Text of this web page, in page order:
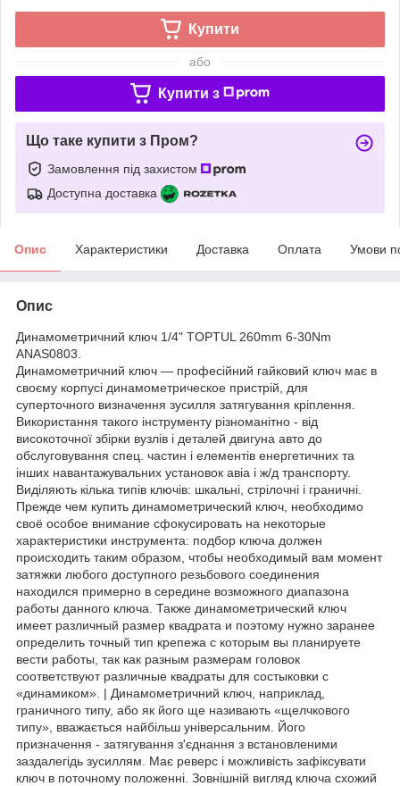
Купити
або
Купити з
Що таке купити з Пром?
Замовлення під захистом
Доступна доставка
Опис Характеристики Доставка Оплата Умови
Опис
Динамометричний ключ 1/4" TOPTUL 260mm 6-30Nm
ANAS0803.
Динамометричний ключ — професійний гайковий ключ має в
своєму корпусі динамометрическое пристрій, для
суперточного визначення зусилля затягування кріплення.
Використання такого інструменту різноманітно - від
високоточної збірки вузлів і деталей двигуна авто до
обслуговування спец. частин і елементів енергетичних та
інших навантажувальних установок авіа і ж/д транспорту.
Виділяють кілька типів ключів: шкальні, стрілочні і граничні.
Прежде чем купить динамометрический ключ, необходимо
своё особое внимание сфокусировать на некоторые
характеристики инструмента: подбор ключа должен
происходить таким образом, чтобы необходимый вам момент
затяжки любого доступного резьбового соединения
находился примерно в середине возможного диапазона
работы данного ключа. Также динамометрический ключ
имеет различный размер квадрата и поэтому нужно заранее
определить точный тип крепежа с которым вы планируете
вести работы, так как разным размерам головок
соответствуют различные квадраты для состыковки с
«динамиком». | Динамометричний ключ, наприклад,
граничного типу, або як його ще називають «щелчкового
типу», вважається найбільш універсальним. Його
призначення - затягування з'єднання з встановленими
заздалегідь зусиллям. Має реверс і можливість зафіксувати
ключ в поточному положенні. Зовнішній вигляд ключа схожий